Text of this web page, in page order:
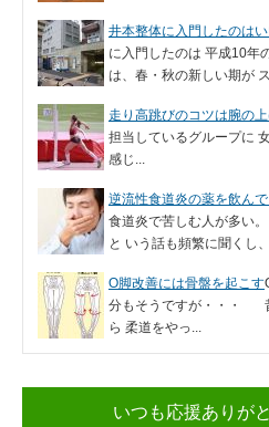
井本整体に入門したのはい
に入門したのは 平成10
は、春・秋の新しい期が
走り高跳びのコツは腕の
担当しているグループに
感じ...
逆流性食道炎の薬を飲ん
食道炎で苦しむ人が多い
と いう話も頻繁に聞くし、
O脚改善には骨盤を起こす
分もそうですが・・・
ら 柔道をやっ...
いつも応援ありが